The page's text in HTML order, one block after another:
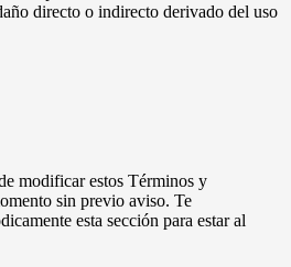
directo o indirecto derivado del uso
modificar estos Términos y
sin previo aviso. Te
esta sección para estar al